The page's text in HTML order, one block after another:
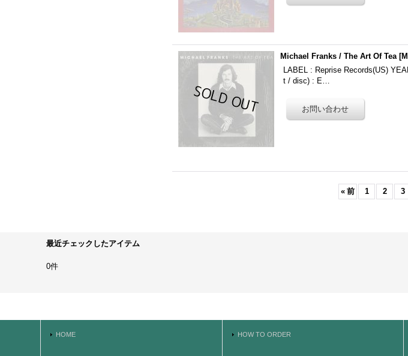
Michael Franks ‎/ The Art Of Tea [
LABEL : Reprise Records(US)
t / disc) : E…
« 前 1 2 3
最近チェックしたアイテム
0件
HOME HOW TO ORDER